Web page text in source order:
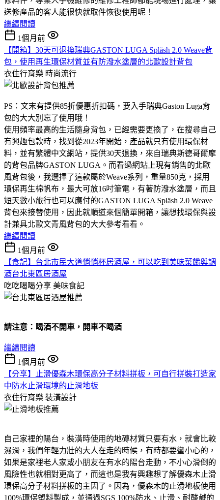
送修產品的客人能很快就取件恢復使用呢！
繼續閱讀
1個月前
【開箱】30天可退換瑞典GASTON LUGA Spläsh 2.0 Weave背
包，使用再生環保材質並有防潑水塗層的北歐設計背包
衣住行育樂 時尚流行
PS：文末有提供85折優惠折扣碼，要入手瑞典Gaston Luga背
包的大大別忘了使用哦！
使用頻率最高的生活隨身背包，已經需要更換了，在搜尋自己
有興趣包款時，找到從2023年開始，產品就只有使用環保材
料，並有繁體中文網站，提供30天退換，來自瑞典斯德哥爾摩
的背包品牌GASTON LUGA。而看過網站上現有銷售的北歐
風背包後，我選擇了這款屬於Weave系列，重量850克，採用
環保再生棉帆布，最大可放16吋筆電，有著防潑水塗層，而且
短天數小旅行也可以應付的GASTON LUGA Spläsh 2.0 Weave
背包來接替使用，因此就順道來個簡單開箱，讓想找環保與設
計兼具北歐文青風背包的大大參考看看。
繼續閱讀
1個月前
【食記】台北市民大道悄悄杯居酒屋，可以吃到美味菜餚與調
酒台北東區居酒屋
吃吃喝喝分享 美味食記
請注意：喝酒不開車，開車不喝酒
繼續閱讀
1個月前
【分享】止滑優森木環保高分子材料拼板，可自行拼裝打造家
中防水止滑環境的止滑地板
衣住行育樂 裝潢設計
自己家裡的陽台，裝潢時使用的地磚材質只要有水，就會比較
濕滑，我們年輕力壯的大人在走的時候，有時都要蠻小心的，
如果是家裡老人家或小朋友在有水的陽台走動，不小心滑倒的
風險性也就相對更高了，而這也是我有興趣想了解優森木止滑
環保高分子材料拼板的主因了。因為，優森木的止滑地板使用
100%環保塑料製成，並通過SGS 100%防水、止滑、耐酸鹹的